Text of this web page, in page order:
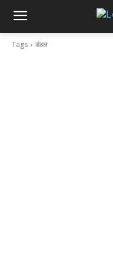
Tags डंठल